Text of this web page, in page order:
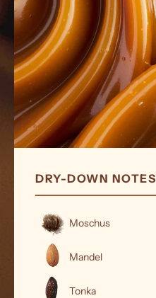
DRY-DOWN NOTES
Moschus
Mandel
Tonka